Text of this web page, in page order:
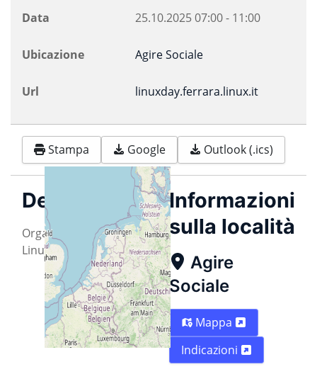
Data 25.10.202507:00- 11:00
Ubicazione Agire Sociale
Url linuxday.ferrara.linux.it
Stampa Google Outlook (.ics)
Descrizione
Organized by Ferrara
Linux User Group APS
Informazioni
sulla località
Agire
Sociale
Mappa
Indicazioni